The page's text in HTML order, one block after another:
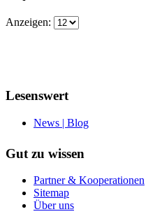
Anzeigen:
Lesenswert
News | Blog
Gut zu wissen
Partner & Kooperationen
Sitemap
Über uns